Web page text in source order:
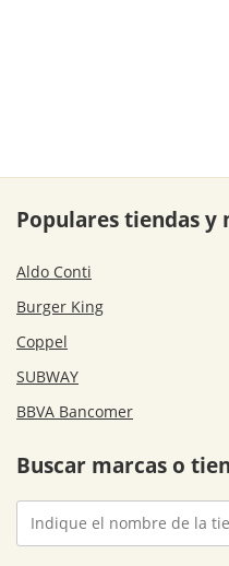
Populares tiendas y
Aldo Conti
Burger King
Coppel
SUBWAY
BBVA Bancomer
Buscar marcas o